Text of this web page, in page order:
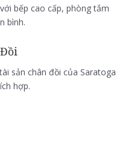
bếp cao cấp, phòng tắm
bình.
sản chân đồi của Saratoga
hợp.